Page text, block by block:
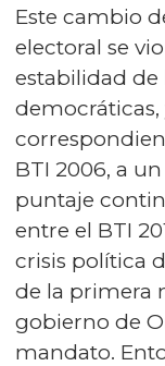
Este cambio
electoral se
estabilidad de
BTI 2006, a un
puntaje
entre el BTI
crisis política
de la primera
gobierno de
mandato.